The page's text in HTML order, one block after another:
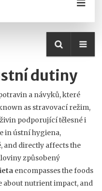
dutiny
a návyků, které
as stravovací režim,
podporující tělesné i
inústní hygiena,
, and directly affects the
způsobený
encompasses the foods
about nutrient impact, and